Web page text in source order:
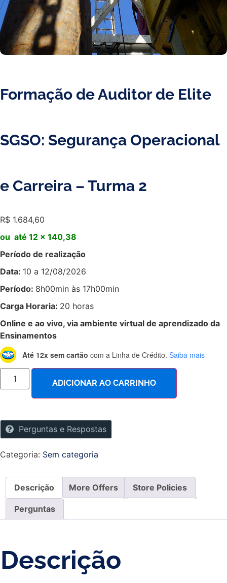
Formação de Auditor de Elite
SGSO: Segurança Operacional
e Carreira – Turma 2
R$ 1.684,60
ou até 12 x 140,38
Período de realização
Data: 10 a 12/08/2026
Período: 8h00min às 17h00min
Carga Horaria: 20 horas
Online e ao vivo, via ambiente virtual de aprendizado da
Ensinamentos
Até 12x sem cartão com a Linha de Crédito. Saiba mais
ADICIONAR AO CARRINHO
Perguntas e Respostas
Categoria: Sem categoria
Descrição More Offers Store Policies
Perguntas
Descrição